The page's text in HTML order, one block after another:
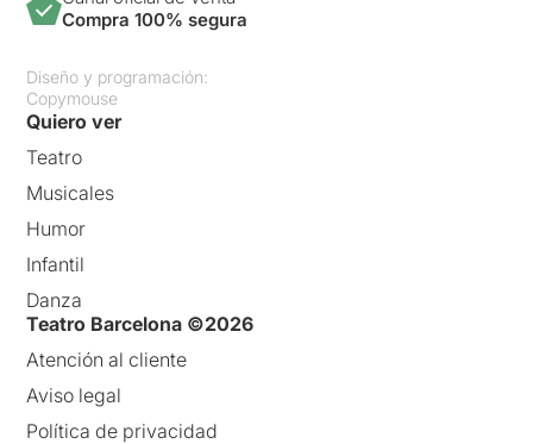
Compra 100% segura
Diseño y programación:
Copymouse
Quiero ver
Teatro
Musicales
Humor
Infantil
Danza
Teatro Barcelona ©2026
Atención al cliente
Aviso legal
Política de privacidad